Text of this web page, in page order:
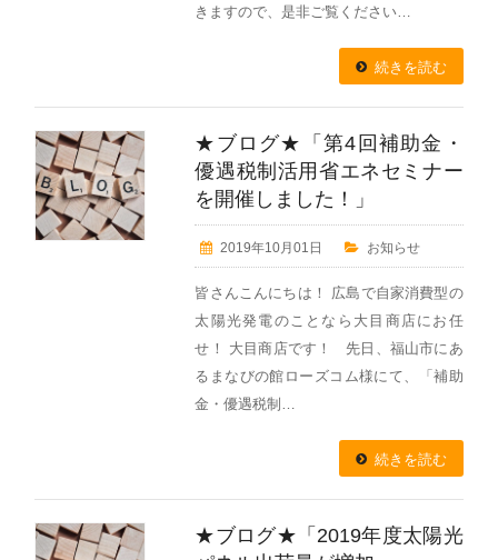
きますので、是非ご覧ください…
続きを読む
★ブログ★「第4回補助金・
優遇税制活用省エネセミナー
を開催しました！」
2019年10月01日 お知らせ
皆さんこんにちは！ 広島で自家消費型の
太陽光発電のことなら大目商店にお任
せ！ 大目商店です！ 先日、福山市にあ
るまなびの館ローズコム様にて、「補助
金・優遇税制…
続きを読む
★ブログ★「2019年度太陽光